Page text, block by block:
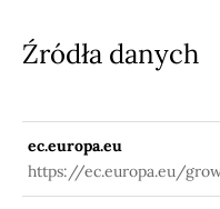
Źródła danych
ec.europa.eu
https://ec.europa.eu/
databases/cosing/